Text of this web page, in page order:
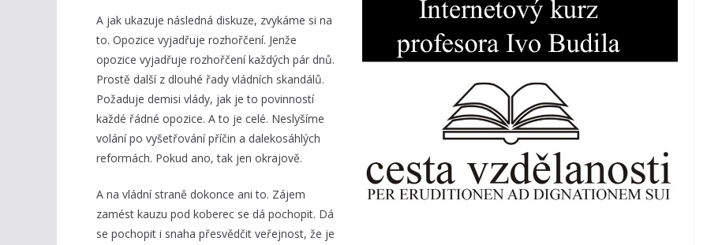
A jak ukazuje následná diskuze, zvykáme si na
to. Opozice vyjadřuje rozhořčení. Jenže
opozice vyjadřuje rozhořčení každých pár dnů.
Prostě další z dlouhé řady vládních skandálů.
Požaduje demisi vlády, jak je to povinností
každé řádné opozice. A to je celé. Neslyšíme
volání po vyšetřování příčin a dalekosáhlých
reformách. Pokud ano, tak jen okrajově.
A na vládní straně dokonce ani to. Zájem
zamést kauzu pod koberec se dá pochopit. Dá
se pochopit i snaha přesvědčit veřejnost, že je